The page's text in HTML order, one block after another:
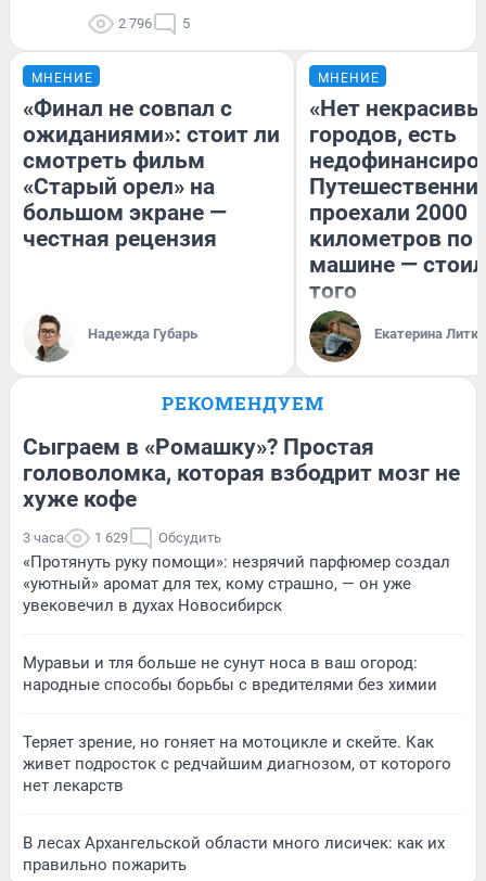
2 796 5
МНЕНИЕ
«Финал не совпал с
ожиданиями»: стоит ли
смотреть фильм
«Старый орел» на
большом экране —
честная рецензия
Надежда Губарь
МНЕНИЕ
«Нет
городов, есть
проехали 2000
километров по
машине —
того
Екатерина
РЕКОМЕНДУЕМ
Сыграем в «Ромашку»? Простая
головоломка, которая взбодрит мозг не
хуже кофе
3 часа 1 629 Обсудить
«Протянуть руку помощи»: незрячий парфюмер создал
«уютный» аромат для тех, кому страшно, — он уже
увековечил в духах Новосибирск
Муравьи и тля больше не сунут носа в ваш огород:
народные способы борьбы с вредителями без химии
Теряет зрение, но гоняет на мотоцикле и скейте. Как
живет подросток с редчайшим диагнозом, от которого
нет лекарств
В лесах Архангельской области много лисичек: как их
правильно пожарить